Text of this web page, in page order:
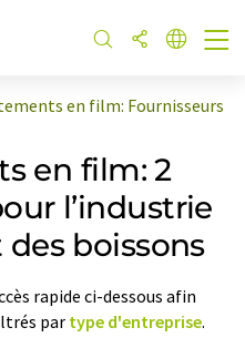
en film: Fournisseurs
en film: 2
l’industrie
boissons
rapide ci-dessous afin
par type d'entreprise.